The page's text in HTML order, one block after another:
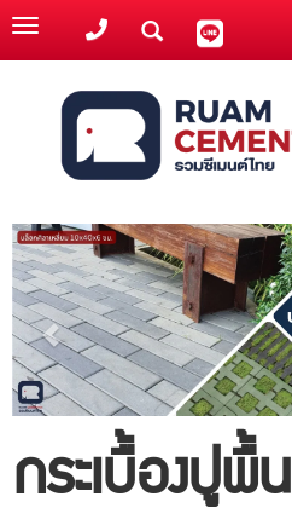
Toggle
navigation
กระเบื้องปูพื้น